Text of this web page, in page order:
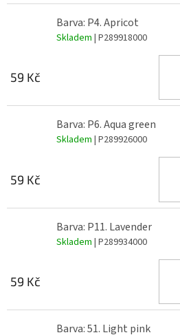
Barva: P4. Apricot
Skladem | P289918000
59 Kč
Barva: P6. Aqua green
Skladem | P289926000
59 Kč
Barva: P11. Lavender
Skladem | P289934000
59 Kč
Barva: 51. Light pink